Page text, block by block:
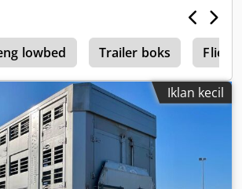
lowbed Trailer boks Fliegl
Iklan kecil